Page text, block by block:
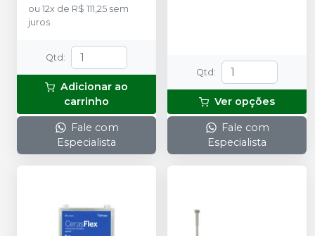
ou 12x de R$ 111,25 sem
juros
Qtd :
Adicionar ao
carrinho
Fale com
Especialista
Qtd :
Ver opções
Fale com
Especialista